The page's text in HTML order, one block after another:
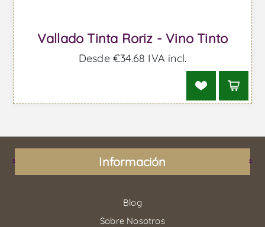
Vallado Tinta Roriz - Vino Tinto
Desde €34,68 IVA incl.
Información
Blog
Sobre Nosotros